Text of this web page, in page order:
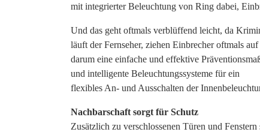
mit integrierter Beleuchtung von Ring dabei,
Und das geht oftmals verblüffend leicht, da
läuft der Fernseher, ziehen Einbrecher oftmals
darum eine einfache und effektive
und intelligente Beleuchtungssysteme für ein
flexibles An- und Ausschalten der
Nachbarschaft sorgt für Schutz
Zusätzlich zu verschlossenen Türen und